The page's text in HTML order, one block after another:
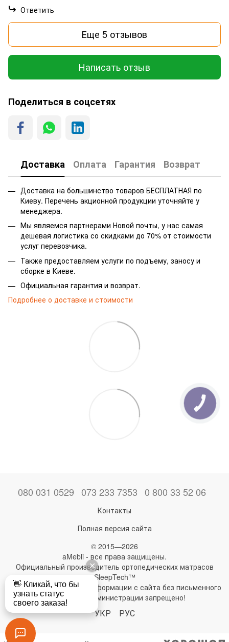
Ответить
Еще 5 отзывов
Написать отзыв
Поделиться в соцсетях
Доставка Оплата Гарантия Возврат
Доставка на большинство товаров БЕСПЛАТНАЯ по
Киеву. Перечень акционной продукции уточняйте у
менеджера.
Мы являемся партнерами Новой почты, у нас самая
дешевая логистика со скидками до 70% от стоимости
услуг перевозчика.
Также предоставляем услуги по подъему, заносу и
сборке в Киеве.
Официальная гарантия и возврат.
Подробнее о доставке и стоимости
080 031 0529 073 233 7353 0 800 33 52 06
Контакты
Полная версия сайта
© 2015—2026
aMebli - все права защищены.
Официальный производитель ортопедических матрасов
SleepTech™
Любое использование информации с сайта без письменного
разрешения администрации запрещено!
УКР РУС